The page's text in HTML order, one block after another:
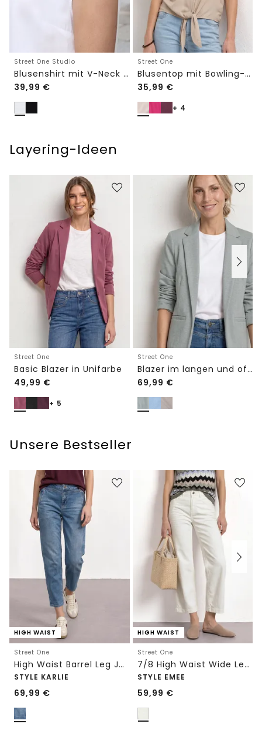
Street One Studio
Blusenshirt mit V-Neck und Spitze
39,99 €
Street One
Blusentop mit Bowling-Kragen und Knoten
35,99 €
+ 4
Layering-Ideen
Street One
Basic Blazer in Unifarbe
49,99 €
+ 5
Street One
Blazer im langen und offenen Schnitt
69,99 €
Unsere Bestseller
HIGH WAIST
Street One
High Waist Barrel Leg Jeans im Loose Fit
STYLE KARLIE
69,99 €
HIGH WAIST
Street One
7/8 High Waist Wide Leg Jeans im Loose Fit
STYLE EMEE
59,99 €